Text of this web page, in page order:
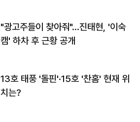
"광고주들이 찾아줘"…진태현, '이숙
캠' 하차 후 근황 공개
13호 태풍 '돌핀'·15호 '찬홈' 현재 위
치는?